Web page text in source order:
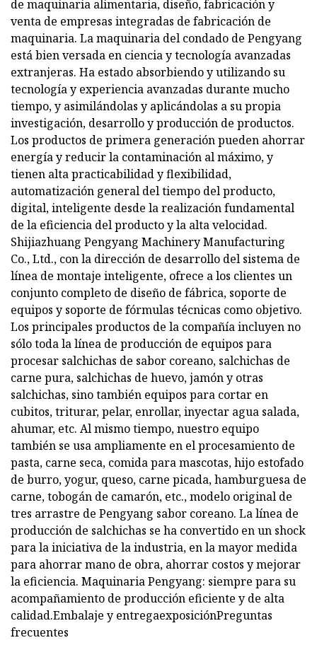
de maquinaria alimentaria, diseño, fabricación y
venta de empresas integradas de fabricación de
maquinaria. La maquinaria del condado de Pengyang
está bien versada en ciencia y tecnología avanzadas
extranjeras. Ha estado absorbiendo y utilizando su
tecnología y experiencia avanzadas durante mucho
tiempo, y asimilándolas y aplicándolas a su propia
investigación, desarrollo y producción de productos.
Los productos de primera generación pueden ahorrar
energía y reducir la contaminación al máximo, y
tienen alta practicabilidad y flexibilidad,
automatización general del tiempo del producto,
digital, inteligente desde la realización fundamental
de la eficiencia del producto y la alta velocidad.
Shijiazhuang Pengyang Machinery Manufacturing
Co., Ltd., con la dirección de desarrollo del sistema de
línea de montaje inteligente, ofrece a los clientes un
conjunto completo de diseño de fábrica, soporte de
equipos y soporte de fórmulas técnicas como objetivo.
Los principales productos de la compañía incluyen no
sólo toda la línea de producción de equipos para
procesar salchichas de sabor coreano, salchichas de
carne pura, salchichas de huevo, jamón y otras
salchichas, sino también equipos para cortar en
cubitos, triturar, pelar, enrollar, inyectar agua salada,
ahumar, etc. Al mismo tiempo, nuestro equipo
también se usa ampliamente en el procesamiento de
pasta, carne seca, comida para mascotas, hijo estofado
de burro, yogur, queso, carne picada, hamburguesa de
carne, tobogán de camarón, etc., modelo original de
tres arrastre de Pengyang sabor coreano. La línea de
producción de salchichas se ha convertido en un shock
para la iniciativa de la industria, en la mayor medida
para ahorrar mano de obra, ahorrar costos y mejorar
la eficiencia. Maquinaria Pengyang: siempre para su
acompañamiento de producción eficiente y de alta
calidad.Embalaje y entregaexposiciónPreguntas
frecuentes